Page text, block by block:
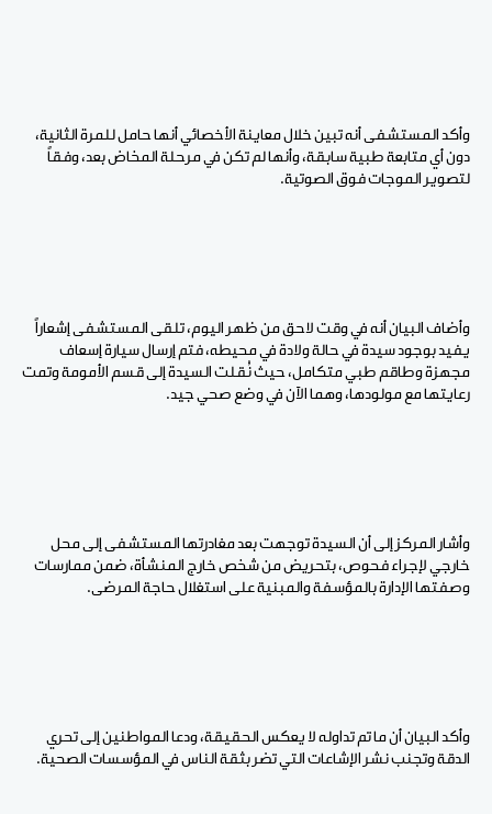
وأكد المستشفى أنه تبين خلال معاينة الأخصائي أنها حامل للمرة الثانية،
دون أي متابعة طبية سابقة، وأنها لم تكن في مرحلة المخاض بعد، وفقاً
لتصوير الموجات فوق الصوتية.
وأضاف البيان أنه في وقت لاحق من ظهر اليوم، تلقى المستشفى إشعاراً
يفيد بوجود سيدة في حالة ولادة في محيطه، فتم إرسال سيارة إسعاف
مجهزة وطاقم طبي متكامل، حيث نُقلت السيدة إلى قسم الأمومة وتمت
رعايتها مع مولودها، وهما الآن في وضع صحي جيد.
وأشار المركز إلى أن السيدة توجهت بعد مغادرتها المستشفى إلى محل
خارجي لإجراء فحوص، بتحريض من شخص خارج المنشأة، ضمن ممارسات
وصفتها الإدارة بالمؤسفة والمبنية على استغلال حاجة المرضى.
وأكد البيان أن ما تم تداوله لا يعكس الحقيقة، ودعا المواطنين إلى تحري
الدقة وتجنب نشر الإشاعات التي تضر بثقة الناس في المؤسسات الصحية.